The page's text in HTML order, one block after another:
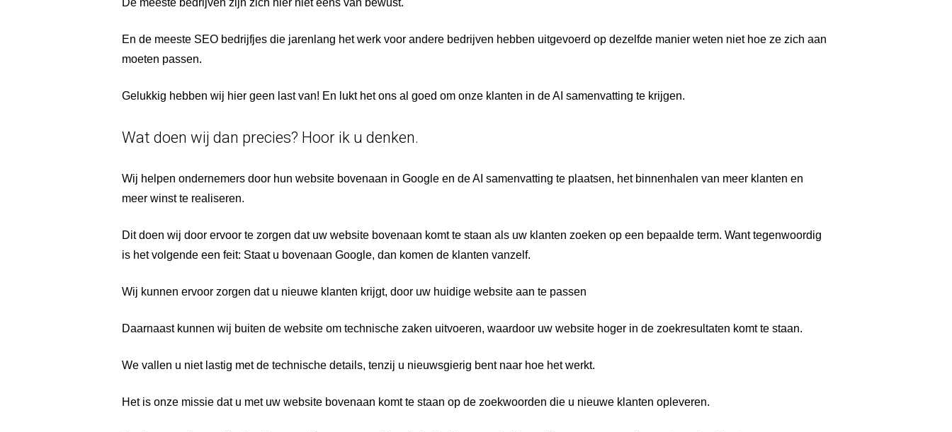
De meeste bedrijven zijn zich hier niet eens van bewust.
En de meeste SEO bedrijfjes die jarenlang het werk voor andere bedrijven hebben uitgevoerd op dezelfde manier weten niet hoe ze zich aan
moeten passen.
Gelukkig hebben wij hier geen last van! En lukt het ons al goed om onze klanten in de AI samenvatting te krijgen.
Wat doen wij dan precies? Hoor ik u denken.
Wij helpen ondernemers door hun website bovenaan in Google en de AI samenvatting te plaatsen, het binnenhalen van meer klanten en
meer winst te realiseren.
Dit doen wij door ervoor te zorgen dat uw website bovenaan komt te staan als uw klanten zoeken op een bepaalde term. Want tegenwoordig
is het volgende een feit: Staat u bovenaan Google, dan komen de klanten vanzelf.
Wij kunnen ervoor zorgen dat u nieuwe klanten krijgt, door uw huidige website aan te passen
Daarnaast kunnen wij buiten de website om technische zaken uitvoeren, waardoor uw website hoger in de zoekresultaten komt te staan.
We vallen u niet lastig met de technische details, tenzij u nieuwsgierig bent naar hoe het werkt.
Het is onze missie dat u met uw website bovenaan komt te staan op de zoekwoorden die u nieuwe klanten opleveren.